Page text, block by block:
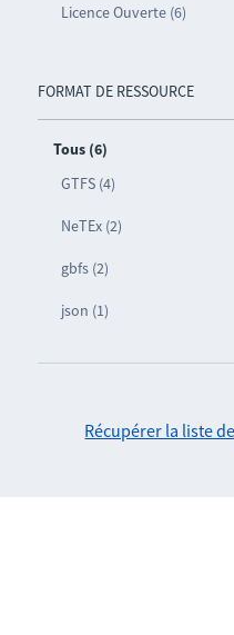
Licence Ouverte (6)
FORMAT DE RESSOURCE
Tous (6)
GTFS (4)
NeTEx (2)
gbfs (2)
json (1)
Récupérer la liste